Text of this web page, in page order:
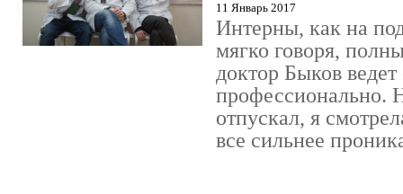
11 Январь 2017
Интерны, как на
мягко говоря,
доктор Быков ведет
профессионально.
отпускал, я
все сильнее